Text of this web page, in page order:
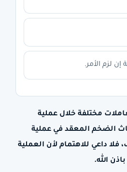
لزم الأمر.
مختلفة خلال عملية
الضخم المعقد في عملية
فلا داعي للاهتمام لأن العملية
الله.